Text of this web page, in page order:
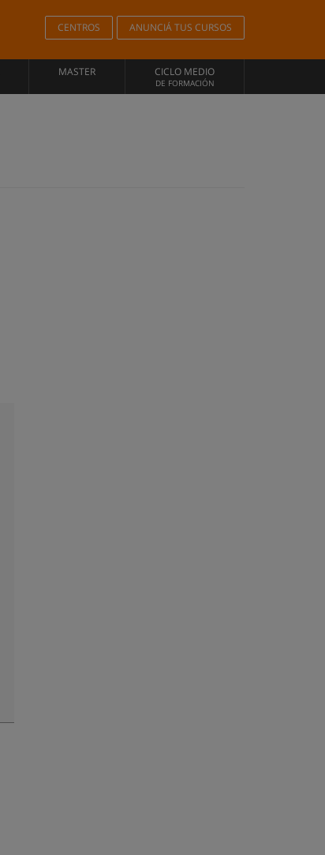
CENTROS ANUNCIÁ TUS CURSOS
MASTER CICLO MEDIO
DE FORMACIÓN